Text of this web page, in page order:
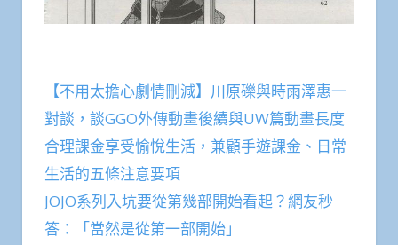
【不用太擔心劇情刪減】川原礫與時雨澤惠一
對談，談GGO外傳動畫後續與UW篇動畫長度
合理課金享受愉悅生活，兼顧手遊課金、日常
生活的五條注意要項
JOJO系列入坑要從第幾部開始看起？網友秒
答：「當然是從第一部開始」